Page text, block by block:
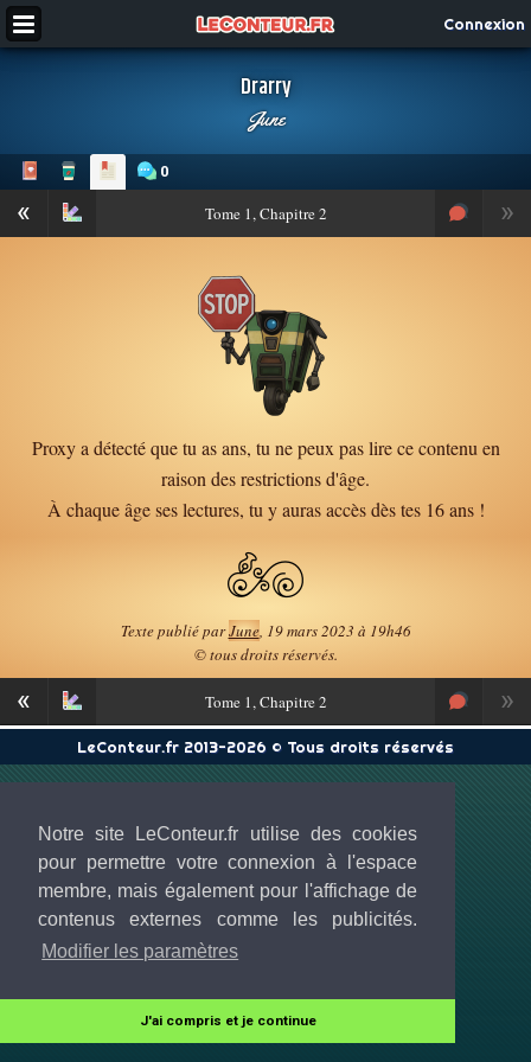
Notre site LeConteur.fr utilise des cookies
pour permettre votre connexion à l'espace
membre, mais également pour l'affichage de
contenus externes comme les publicités.
Modifier les paramètres
J'ai compris et je continue
Connexion
Drarry
June
0
« »
Tome1, Chapitre 2
Proxy a détecté que tu as ans, tu ne peux pas lire ce contenu en
raison des restrictions d'âge.
À chaque âge ses lectures, tu y auras accès dès tes 16 ans !
Texte publié parJune, 19 mars 2023 à 19h46
© tous droits réservés.
« »
Tome1, Chapitre 2
LeConteur.fr 2013-2026 © Tous droits réservés